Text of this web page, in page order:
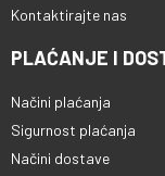
Kontaktirajte nas
PLAĆANJE I
Načini plaćanja
Sigurnost plaćanja
Načini dostave